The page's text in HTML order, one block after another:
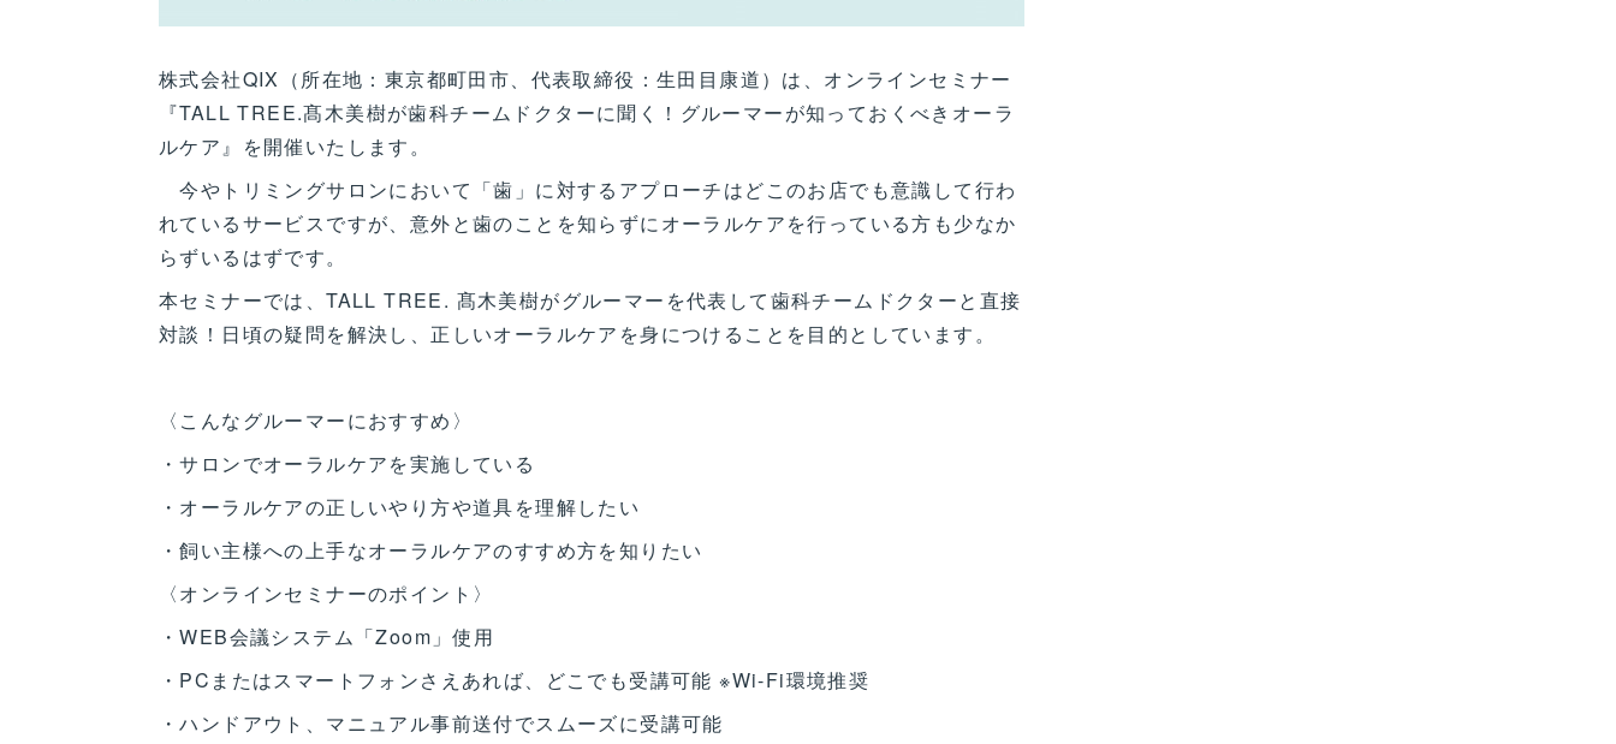
株式会社QIX（所在地：東京都町田市、代表取締役：生田目康道）は、オンラインセミナー
『TALL TREE.髙木美樹が歯科チームドクターに聞く！グルーマーが知っておくべきオーラ
ルケア』を開催いたします。
今やトリミングサロンにおいて「歯」に対するアプローチはどこのお店でも意識して行わ
れているサービスですが、意外と歯のことを知らずにオーラルケアを行っている方も少なか
らずいるはずです。
本セミナーでは、TALL TREE. 髙木美樹がグルーマーを代表して歯科チームドクターと直接
対談！日頃の疑問を解決し、正しいオーラルケアを身につけることを目的としています。
〈こんなグルーマーにおすすめ〉
・サロンでオーラルケアを実施している
・オーラルケアの正しいやり方や道具を理解したい
・飼い主様への上手なオーラルケアのすすめ方を知りたい
〈オンラインセミナーのポイント〉
・WEB会議システム「Zoom」使用
・PCまたはスマートフォンさえあれば、どこでも受講可能 ※Wi-Fi環境推奨
・ハンドアウト、マニュアル事前送付でスムーズに受講可能